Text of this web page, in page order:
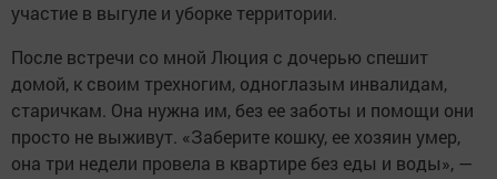
участие в выгуле и уборке территории.
После встречи со мной Люция с дочерью спешит
домой, к своим трехногим, одноглазым инвалидам,
старичкам. Она нужна им, без ее заботы и помощи они
просто не выживут. «Заберите кошку, ее хозяин умер,
она три недели провела в квартире без еды и воды», —